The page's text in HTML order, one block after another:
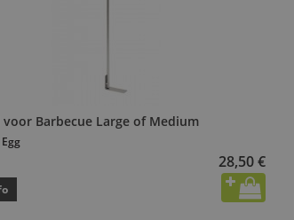
voor Barbecue Large of Medium
28,50 €